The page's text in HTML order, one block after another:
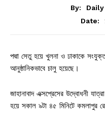
By:
Date:
পদ্মা সেতু হয়ে খুলনা ও ঢাকাকে
আনুষ্ঠানিকভাবে চালু হয়েছে।
জাহানাবাদ এক্সপ্রেসের উদ্বোধনী
হয়ে সকাল ৯টা ৪৫ মিনিটে কমলাপুর